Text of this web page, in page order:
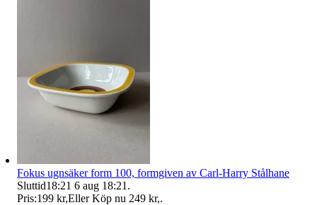
Fokus ugnsäker form 100, formgiven av Carl-Harry Stålhane
Sluttid18:21 6 aug 18:21 .
Pris:199 kr,Eller Köp nu 249 kr,.